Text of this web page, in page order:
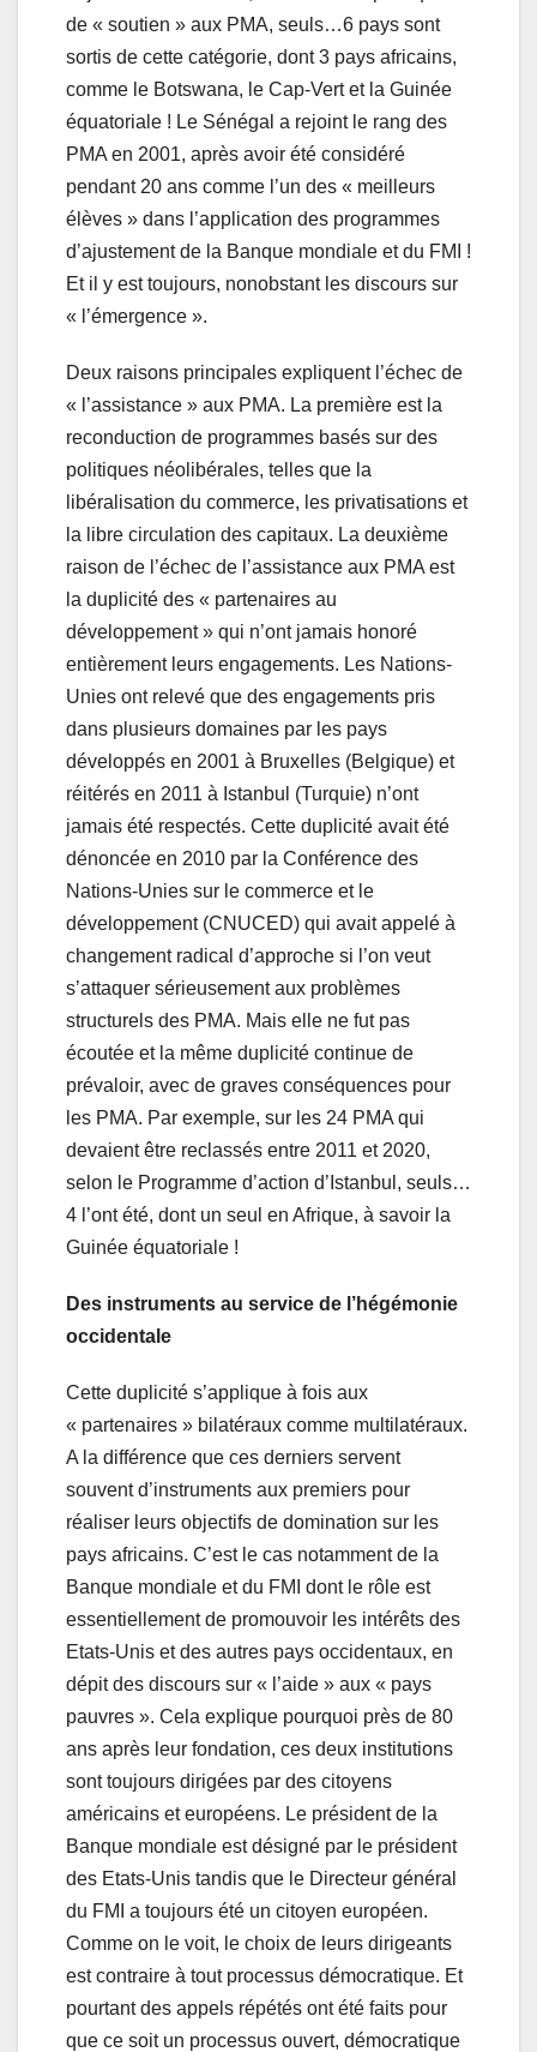
de « soutien » aux PMA, seuls…6 pays sont
sortis de cette catégorie, dont 3 pays africains,
comme le Botswana, le Cap-Vert et la Guinée
équatoriale ! Le Sénégal a rejoint le rang des
PMA en 2001, après avoir été considéré
pendant 20 ans comme l’un des « meilleurs
élèves » dans l’application des programmes
d’ajustement de la Banque mondiale et du FMI !
Et il y est toujours, nonobstant les discours sur
« l’émergence ».
Deux raisons principales expliquent l’échec de
« l’assistance » aux PMA. La première est la
reconduction de programmes basés sur des
politiques néolibérales, telles que la
libéralisation du commerce, les privatisations et
la libre circulation des capitaux. La deuxième
raison de l’échec de l’assistance aux PMA est
la duplicité des « partenaires au
développement » qui n’ont jamais honoré
entièrement leurs engagements. Les Nations-
Unies ont relevé que des engagements pris
dans plusieurs domaines par les pays
développés en 2001 à Bruxelles (Belgique) et
réitérés en 2011 à Istanbul (Turquie) n’ont
jamais été respectés. Cette duplicité avait été
dénoncée en 2010 par la Conférence des
Nations-Unies sur le commerce et le
développement (CNUCED) qui avait appelé à
changement radical d’approche si l’on veut
s’attaquer sérieusement aux problèmes
structurels des PMA. Mais elle ne fut pas
écoutée et la même duplicité continue de
prévaloir, avec de graves conséquences pour
les PMA. Par exemple, sur les 24 PMA qui
devaient être reclassés entre 2011 et 2020,
selon le Programme d’action d’Istanbul, seuls…
4 l’ont été, dont un seul en Afrique, à savoir la
Guinée équatoriale !
Des instruments au service de l’hégémonie
occidentale
Cette duplicité s’applique à fois aux
« partenaires » bilatéraux comme multilatéraux.
A la différence que ces derniers servent
souvent d’instruments aux premiers pour
réaliser leurs objectifs de domination sur les
pays africains. C’est le cas notamment de la
Banque mondiale et du FMI dont le rôle est
essentiellement de promouvoir les intérêts des
Etats-Unis et des autres pays occidentaux, en
dépit des discours sur « l’aide » aux « pays
pauvres ». Cela explique pourquoi près de 80
ans après leur fondation, ces deux institutions
sont toujours dirigées par des citoyens
américains et européens. Le président de la
Banque mondiale est désigné par le président
des Etats-Unis tandis que le Directeur général
du FMI a toujours été un citoyen européen.
Comme on le voit, le choix de leurs dirigeants
est contraire à tout processus démocratique. Et
pourtant des appels répétés ont été faits pour
que ce soit un processus ouvert, démocratique